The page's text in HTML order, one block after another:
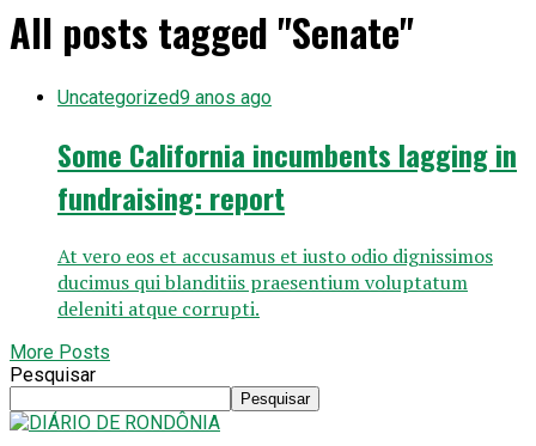
All posts tagged "Senate"
Uncategorized9 anos ago
Some California incumbents lagging in
fundraising: report
At vero eos et accusamus et iusto odio dignissimos
ducimus qui blanditiis praesentium voluptatum
deleniti atque corrupti.
More Posts
Pesquisar
Pesquisar